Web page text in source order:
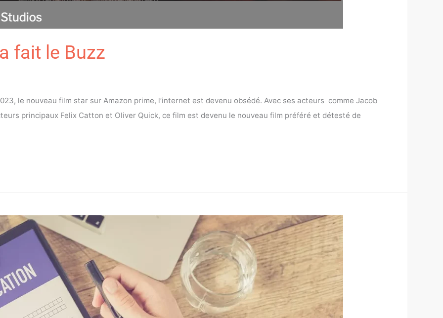
fait le Buzz
le nouveau film star sur Amazon prime, l’internet est devenu obsédé. Avec ses acteurs comme Jacob
principaux Felix Catton et Oliver Quick, ce film est devenu le nouveau film préféré et détesté de